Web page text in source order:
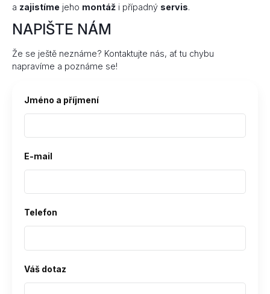
a zajistíme jeho montáž i případný servis.
NAPIŠTE NÁM
Že se ještě neznáme? Kontaktujte nás, ať tu chybu
napravíme a poznáme se!
Jméno a příjmení
E-mail
Telefon
Váš dotaz